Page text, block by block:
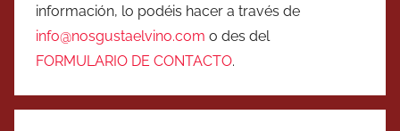
información, lo podéis hacer a través de
info@nosgustaelvino.com o des del
FORMULARIO DE CONTACTO.